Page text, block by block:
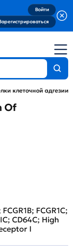
Войти
клеточной адгезии
Of
FCGR1C;
CD64C; High
I